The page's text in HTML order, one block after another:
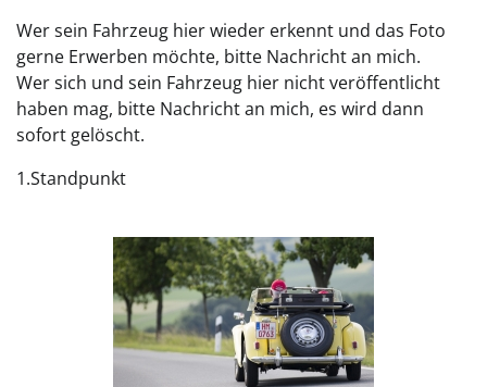
Wer sein Fahrzeug hier wieder erkennt und das Foto
gerne Erwerben möchte, bitte Nachricht an mich.
Wer sich und sein Fahrzeug hier nicht veröffentlicht
haben mag, bitte Nachricht an mich, es wird dann
sofort gelöscht.
1.Standpunkt